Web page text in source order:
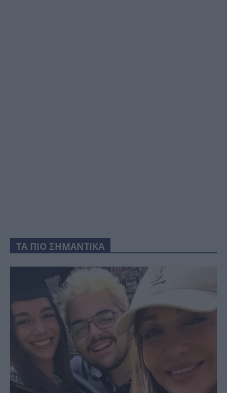
ΤΑ ΠΙΟ ΣΗΜΑΝΤΙΚΑ